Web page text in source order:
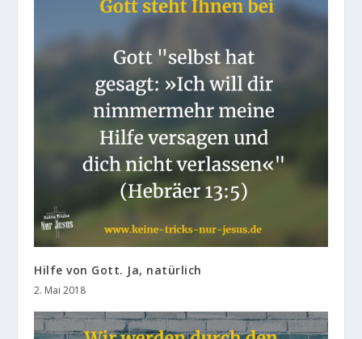
Hilfe von Gott. Ja, natürlich
2. Mai 2018